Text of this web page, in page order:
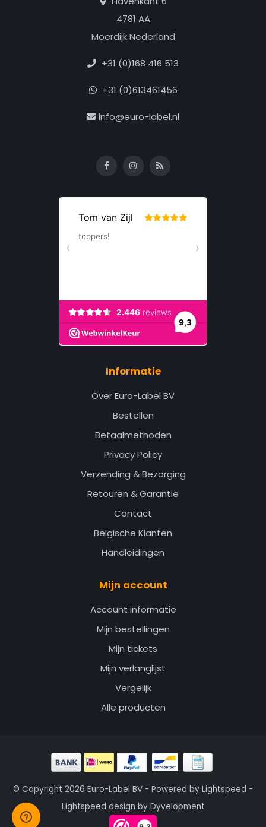
4781 AA
Moerdijk Nederland
+31 (0)168 416 513
+31 (0)613461456
info@euro-label.nl
Informatie
Over Euro-Label BV
Bestellen
Betaalmethoden
Privacy Policy
Verzending & Bezorging
Retouren & Garantie
Contact
Belgische Klanten
Handleidingen
Mijn account
Account informatie
Mijn bestellingen
Mijn tickets
Mijn verlanglijst
Vergelijk
Alle producten
© Copyright 2026 Euro-Label BV - Powered by Lightspeed -
Lightspeed design by Dyvelopment